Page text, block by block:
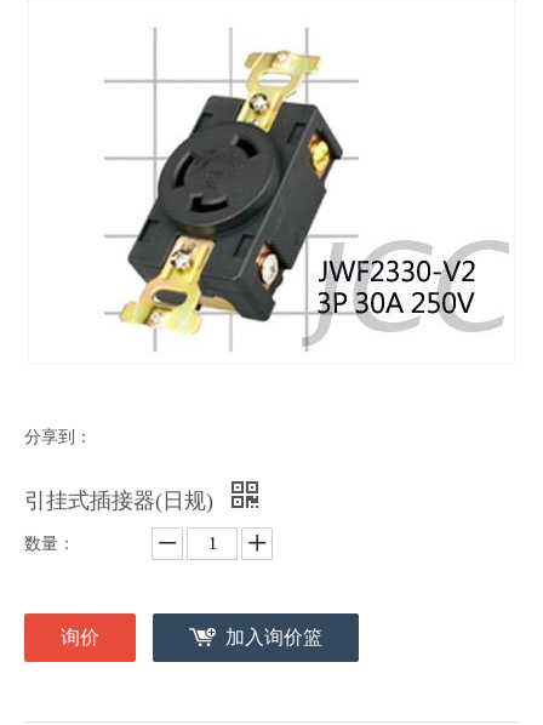
分享到：
引挂式插接器(日规)
数量：
询价 加入询价篮